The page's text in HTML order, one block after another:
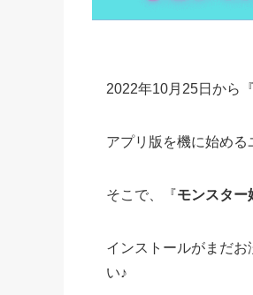
2022年10月25日から『
アプリ版を機に始める
そこで、『モンスター
インストールがまだ
い♪